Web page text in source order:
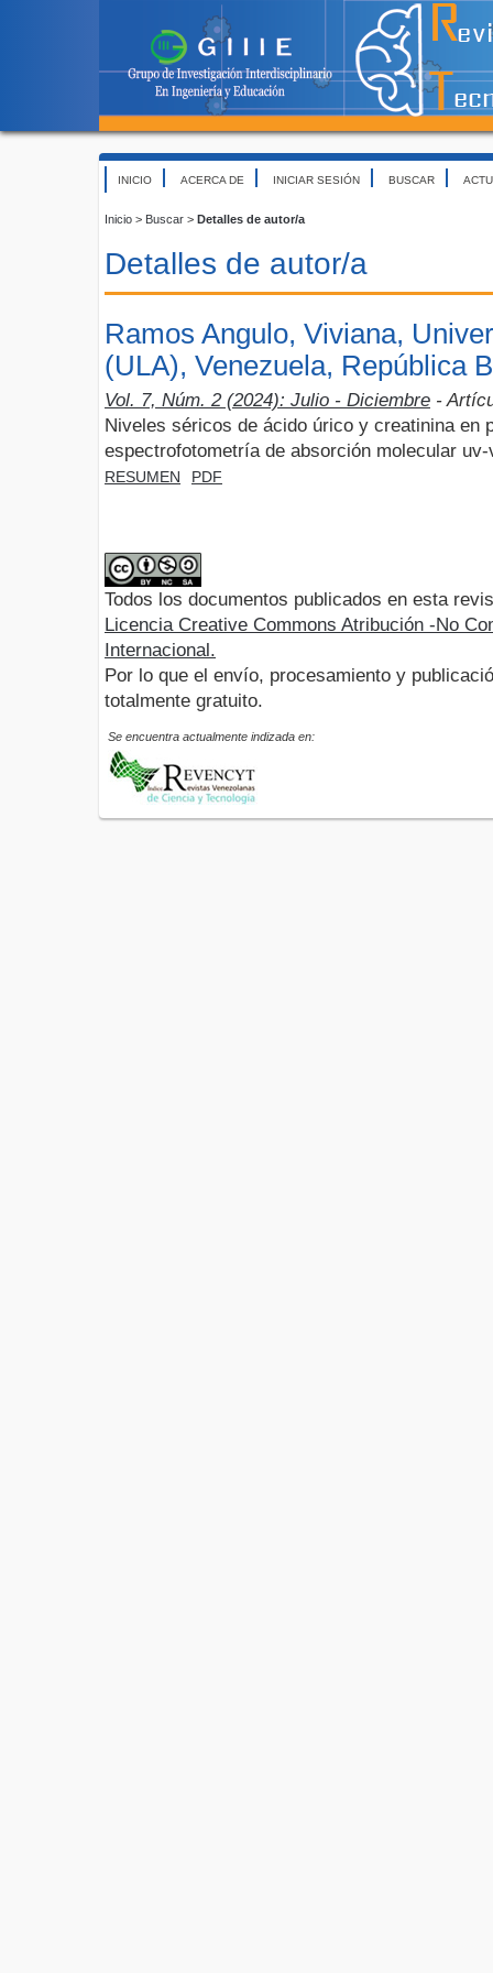
INICIO ACERCA DE INICIAR SESIÓN BUSCAR
Inicio > Buscar > Detalles de autor/a
Detalles de autor/a
Ramos Angulo, Viviana,
(ULA), Venezuela, República
Vol. 7, Núm. 2 (2024): Julio - Diciembre -
Niveles séricos de ácido úrico y creatinina en
espectrofotometría de absorción molecular
RESUMEN PDF
Todos los documentos publicados en esta
Licencia Creative Commons Atribución -No
Internacional.
Por lo que el envío, procesamiento y
totalmente gratuito.
Se encuentra actualmente indizada en: